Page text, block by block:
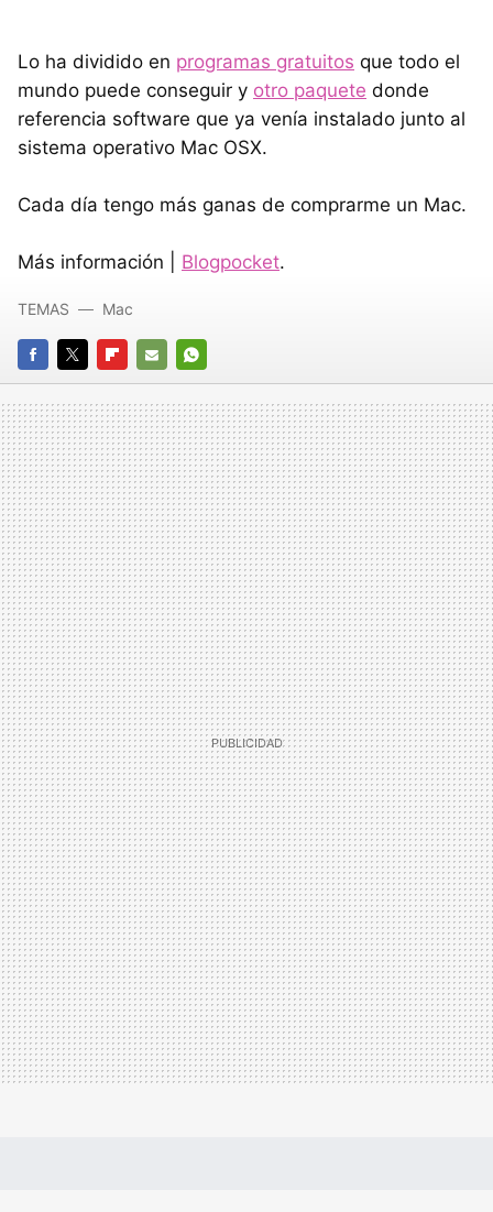
Lo ha dividido en programas gratuitos que todo el
mundo puede conseguir y otro paquete donde
referencia software que ya venía instalado junto al
sistema operativo Mac OSX.
Cada día tengo más ganas de comprarme un Mac.
Más información | Blogpocket.
FACEBOOK
TWITTERFLIPBOARD
E-
MAIL
WHATSAPP
TEMAS Mac